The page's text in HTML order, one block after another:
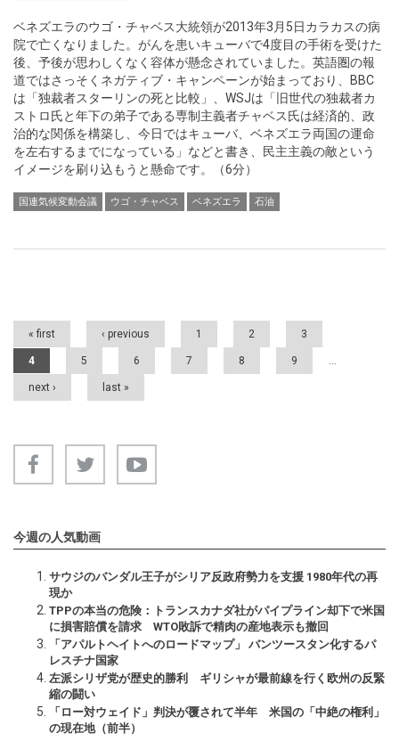
ベネズエラのウゴ・チャベス大統領が2013年3月5日カラカスの病
院で亡くなりました。がんを患いキューバで4度目の手術を受けた
後、予後が思わしくなく容体が懸念されていました。英語圏の報
道ではさっそくネガティブ・キャンペーンが始まっており、BBC
は「独裁者スターリンの死と比較」、WSJは「旧世代の独裁者カ
ストロ氏と年下の弟子である専制主義者チャベス氏は経済的、政
治的な関係を構築し、今日ではキューバ、ベネズエラ両国の運命
を左右するまでになっている」などと書き、民主主義の敵という
イメージを刷り込もうと懸命です。（6分）
国連気候変動会議 ウゴ・チャベス ベネズエラ 石油
Pages
« first ‹ previous 1 2 3
4 5 6 7 8 9 …
next › last »
今週の人気動画
サウジのバンダル王子がシリア反政府勢力を支援 1980年代の再
現か
TPPの本当の危険：トランスカナダ社がパイプライン却下で米国
に損害賠償を請求 WTO敗訴で精肉の産地表示も撤回
「アパルトヘイトへのロードマップ」 バンツースタン化するパ
レスチナ国家
左派シリザ党が歴史的勝利 ギリシャが最前線を行く欧州の反緊
縮の闘い
「ロー対ウェイド」判決が覆されて半年 米国の「中絶の権利」
の現在地（前半）